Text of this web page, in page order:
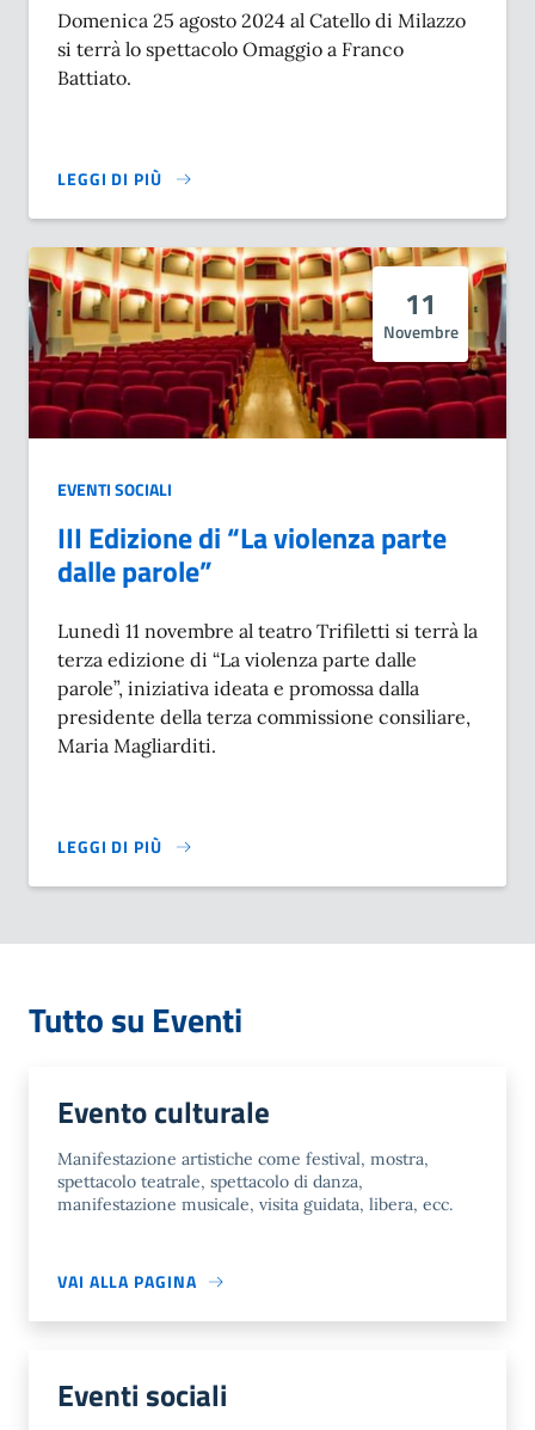
Domenica 25 agosto 2024 al Catello di Milazzo
si terrà lo spettacolo Omaggio a Franco
Battiato.
LEGGI DI PIÙ
SU OMAGGIO A FRANCO BATTIATO - EVENTO ANNULLATO
11
Novembre
EVENTI SOCIALI
III Edizione di “La violenza parte
dalle parole”
Lunedì 11 novembre al teatro Trifiletti si terrà la
terza edizione di “La violenza parte dalle
parole”, iniziativa ideata e promossa dalla
presidente della terza commissione consiliare,
Maria Magliarditi.
LEGGI DI PIÙ
SU III EDIZIONE DI “LA VIOLENZA PARTE DALLE PAROLE”
Tutto su Eventi
Evento culturale
Manifestazione artistiche come festival, mostra,
spettacolo teatrale, spettacolo di danza,
manifestazione musicale, visita guidata, libera, ecc.
VAI ALLA PAGINA
Eventi sociali